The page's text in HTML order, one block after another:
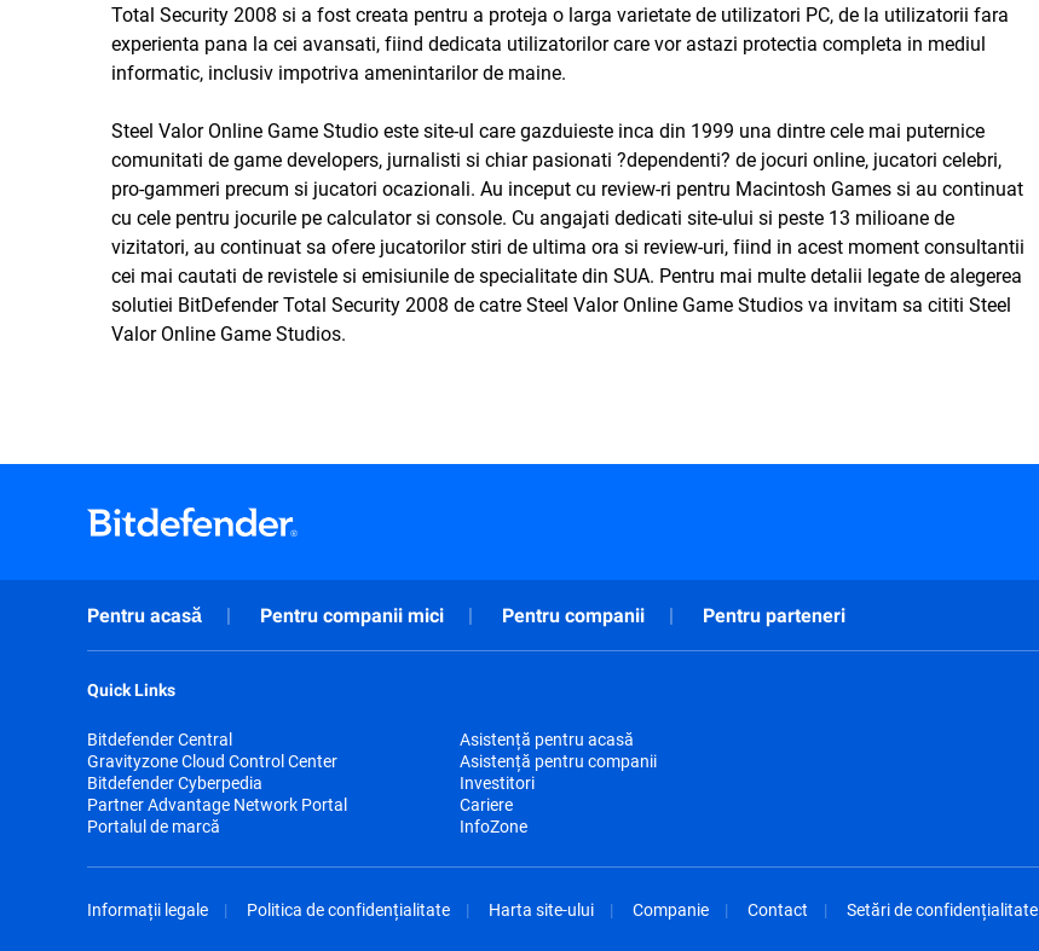
Total Security 2008 si a fost creata pentru a proteja o larga varietate de utilizatori PC, de la utilizatorii fara
experienta pana la cei avansati, fiind dedicata utilizatorilor care vor astazi protectia completa in mediul
informatic, inclusiv impotriva amenintarilor de maine.
Steel Valor Online Game Studioeste site-ul care gazduieste inca din 1999 una dintre cele mai puternice
comunitati de game developers, jurnalisti si chiar pasionati ?dependenti? de jocuri online, jucatori celebri,
pro-gammeri precum si jucatori ocazionali. Au inceput cu review-ri pentru Macintosh Games si au continuat
cu cele pentru jocurile pe calculator si console. Cu angajati dedicati site-ului si peste 13 milioane de
vizitatori, au continuat sa ofere jucatorilor stiri de ultima ora si review-uri, fiind in acest moment consultantii
cei mai cautati de revistele si emisiunile de specialitate din SUA. Pentru mai multe detalii legate de alegerea
solutiei BitDefender Total Security 2008 de catre Steel Valor Online Game Studios va invitam sa cititi Steel
Valor Online Game Studios.
Pentru acasă Pentru companii mici Pentru companii Pentru parteneri
Quick Links
Bitdefender Central
Gravityzone Cloud Control Center
Bitdefender Cyberpedia
Partner Advantage Network Portal
Portalul de marcă
Asistență pentru acasă
Asistență pentru companii
Investitori
Cariere
InfoZone
Informații legale Politica de confidențialitate Harta site-ului Companie Contact Setări de confidențialitate